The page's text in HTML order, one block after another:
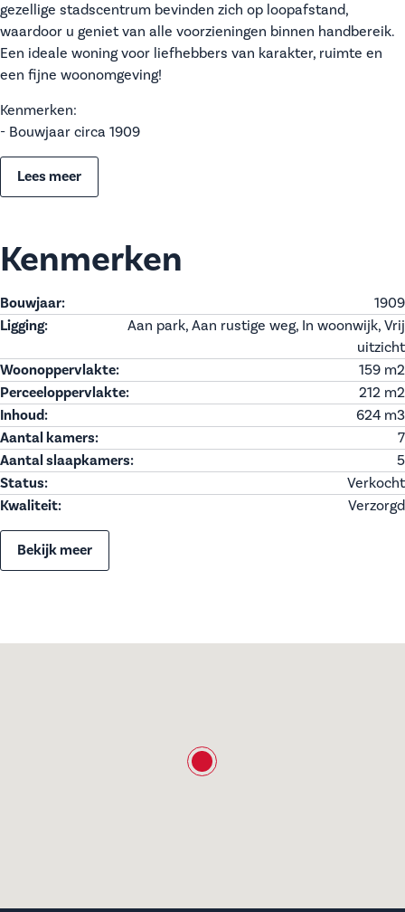
gezellige stadscentrum bevinden zich op loopafstand,
waardoor u geniet van alle voorzieningen binnen handbereik.
Een ideale woning voor liefhebbers van karakter, ruimte en
een fijne woonomgeving!
Kenmerken:
- Bouwjaar circa 1909
Lees meer
Kenmerken
Bouwjaar: 1909
Ligging:
Aan park, Aan rustige weg, In woonwijk, Vrij
uitzicht
Woonoppervlakte: 159 m2
Perceeloppervlakte: 212 m2
Inhoud: 624 m3
Aantal kamers: 7
Aantal slaapkamers: 5
Status: Verkocht
Kwaliteit: Verzorgd
Bekijk meer